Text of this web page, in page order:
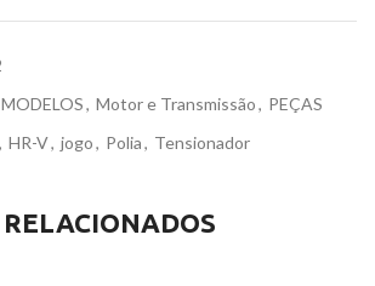
MODELOS, Motor e Transmissão, PEÇAS
, HR-V, jogo, Polia, Tensionador